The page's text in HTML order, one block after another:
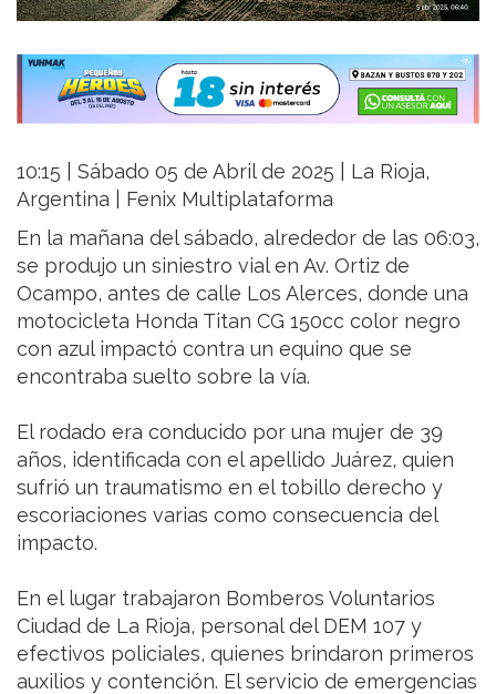
10:15 | Sábado 05 de Abril de 2025 | La Rioja,
Argentina | Fenix Multiplataforma
En la mañana del sábado, alrededor de las 06:03,
se produjo un siniestro vial en Av. Ortiz de
Ocampo, antes de calle Los Alerces, donde una
motocicleta Honda Titan CG 150cc color negro
con azul impactó contra un equino que se
encontraba suelto sobre la vía.
El rodado era conducido por una mujer de 39
años, identificada con el apellido Juárez, quien
sufrió un traumatismo en el tobillo derecho y
escoriaciones varias como consecuencia del
impacto.
En el lugar trabajaron Bomberos Voluntarios
Ciudad de La Rioja, personal del DEM 107 y
efectivos policiales, quienes brindaron primeros
auxilios y contención. El servicio de emergencias